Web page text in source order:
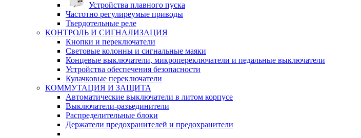
Устройства плавного пуска
Частотно регулиреумые приводы
Твердотельные реле
КОНТРОЛЬ И СИГНАЛИЗАЦИЯ
Кнопки и переключатели
Световые колонны и сигнальные маяки
Концевые выключатели, микропереключатели и педальные выключатели
Устройства обеспечения безопасности
Кулачковые переключатели
КОММУТАЦИЯ И ЗАЩИТА
Автоматические выключатели в литом корпусе
Выключатели-разъединители
Распределительные блоки
Держатели предохранителей и предохранители